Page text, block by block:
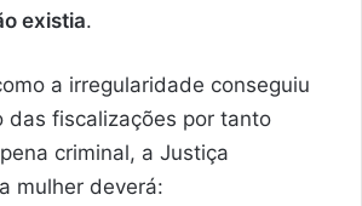
existia.
a irregularidade conseguiu
das fiscalizações por tanto
criminal, a Justiça
mulher deverá: